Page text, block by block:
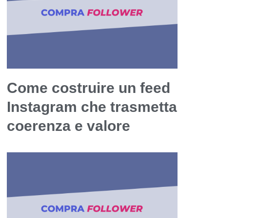
Come costruire un feed
Instagram che trasmetta
coerenza e valore